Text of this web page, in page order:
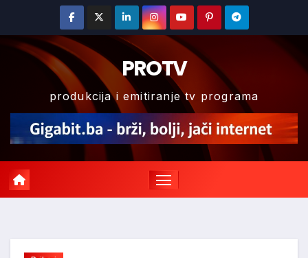
content
PROTV
produkcija i emitiranje tv programa